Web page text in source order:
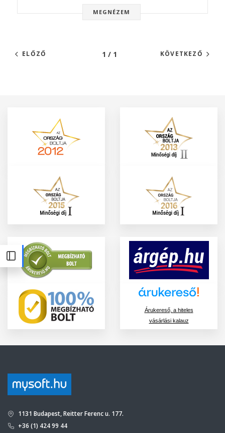
MEGNÉZEM
ELŐZŐ 1 / 1 KÖVETKEZŐ
Árukereső, a hiteles
vásárlási kalauz
1131 Budapest, Reitter Ferenc u. 177.
+36 (1) 424 99 44